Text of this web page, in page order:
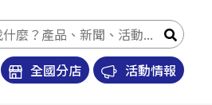
活動情報
全國分店